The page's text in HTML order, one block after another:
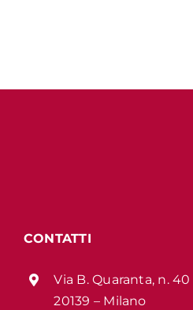
CONTATTI
Via B. Quaranta, n. 40
20139 – Milano